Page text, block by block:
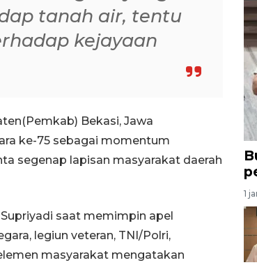
tanah air, tentu
kejayaan
Bekasi, Jawa
ke-75 sebagai momentum
segenap lapisan masyarakat daerah
saat memimpin apel
legiun veteran, TNI/Polri,
masyarakat mengatakan
1